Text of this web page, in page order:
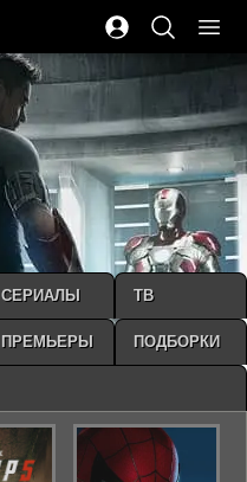
СЕРИАЛЫ ТВ
ПРЕМЬЕРЫ ПОДБОРКИ